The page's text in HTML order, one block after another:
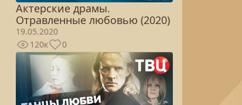
Актерские драмы.
Отравленные любовью (2020)
19.05.2020
120к
0